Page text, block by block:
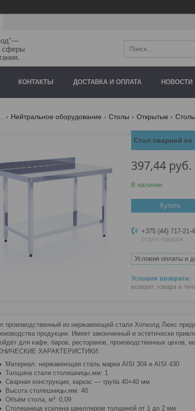
сферы
КОНТАКТЫ ДОСТАВКА И ОПЛАТА НОВОСТИ
Нейтральное оборудование Столы Открытые
Стол сварной со
397,44 руб.
В наличии
Купить
+375 (44) 717-21-
отдел продаж
Условия оплаты и
возврат товара в
производственный из нержавеющей стали Хотколд Люкс
продукции. Имеет законченный и эстетически
для кафе, баров, ресторанов, производственных цехов,
ХАРАКТЕРИСТИКИ:
Материал: нержавеющая сталь марки AISI 304 и AISI 430
Толщина стали столешницы,мм: 1
Сварная конструкция, каркас — труба 40×40 мм
Высота столешницы,мм: 40
Объём стола, м³: 0,09
Столешница усилена швеллером толщиной от 1 до 2 мм